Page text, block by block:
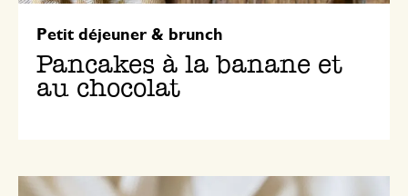
Petit déjeuner & brunch
Pancakes à la banane et
au chocolat